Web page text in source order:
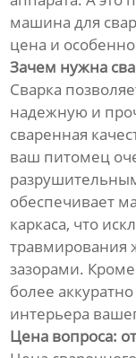
машина для
цена и
Зачем нужна
Сварка
надежную и
сваренная
ваш питомец
обеспечивает
каркаса, что
травмирования
зазорами. Кроме
более
интерьера
Цена вопроса: